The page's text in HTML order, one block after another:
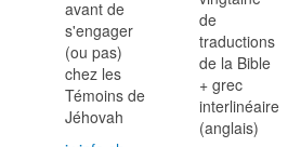
avant de
s'engager
(ou pas)
chez les
Témoins de
Jéhovah
de
traductions
de la Bible
+ grec
interlinéaire
(anglais)